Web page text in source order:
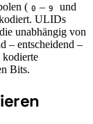
( 0 – 9 und
ULIDs
unabhängig von
– entscheidend –
kodierte
Bits.